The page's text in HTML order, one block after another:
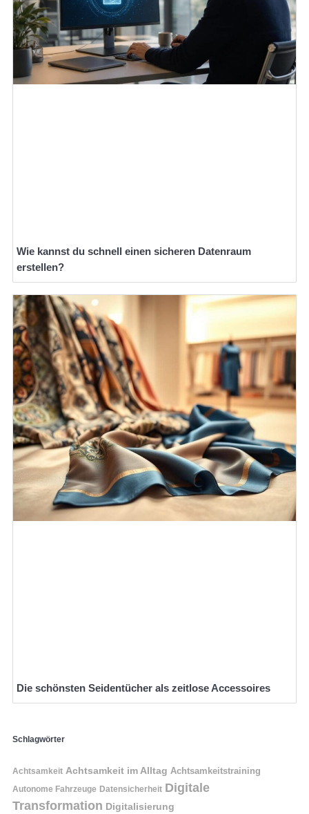
Wie kannst du schnell einen sicheren Datenraum
erstellen?
Die schönsten Seidentücher als zeitlose Accessoires
Schlagwörter
Achtsamkeit Achtsamkeit im Alltag Achtsamkeitstraining
Autonome Fahrzeuge Datensicherheit Digitale
Transformation Digitalisierung